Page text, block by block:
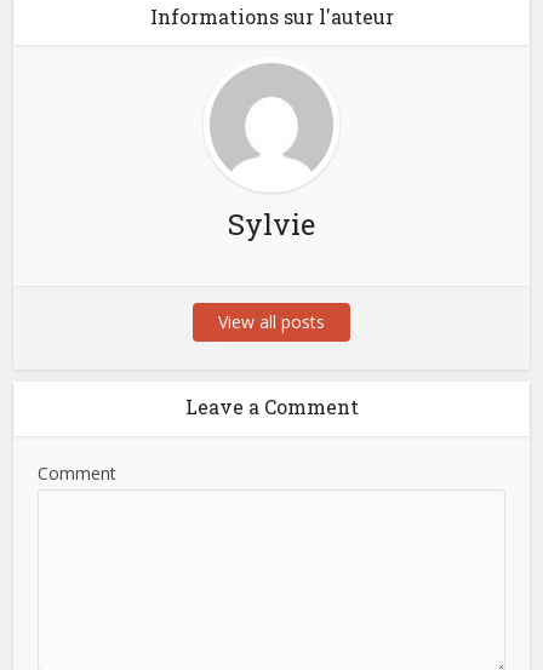
Informations sur l'auteur
Sylvie
View all posts
Leave a Comment
Comment